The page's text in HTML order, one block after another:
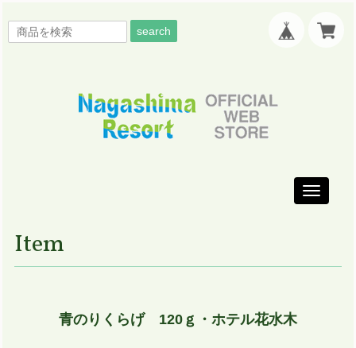
search
Toggle
Item
青のりくらげ 120ｇ・ホテル花水木